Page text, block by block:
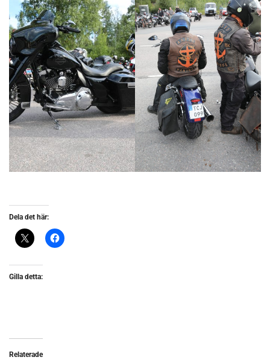
Dela det här:
Gilla detta:
Relaterade